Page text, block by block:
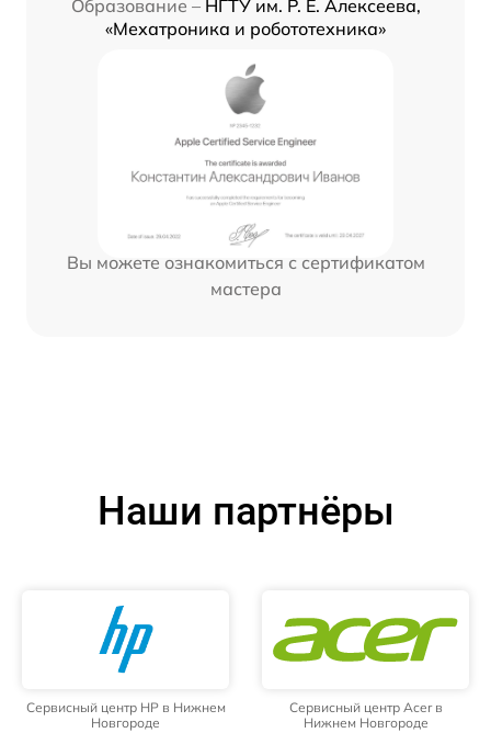
Образование – НГТУ им. Р. Е. Алексеева,
«Мехатроника и робототехника»
Вы можете ознакомиться с сертификатом
мастера
Наши партнёры
Сервисный центр HP в Нижнем
Новгороде
Сервисный центр Acer в
Нижнем Новгороде